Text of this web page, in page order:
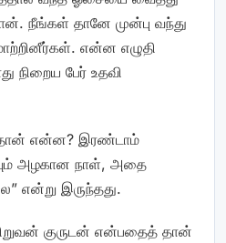
நீங்கள் தானே முன்பு வந்து
என்ன எழுதி
நிறைய பேர் உதவி
என்ன? இரண்டாம்
அழகான நாள், அதை
என்று இருந்தது.
குருடன் என்பதைத் தான்